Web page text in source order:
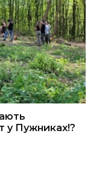
у Пужниках!?